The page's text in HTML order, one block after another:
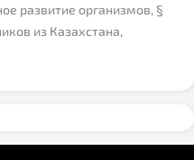
развитие организмов, §
из Казахстана,